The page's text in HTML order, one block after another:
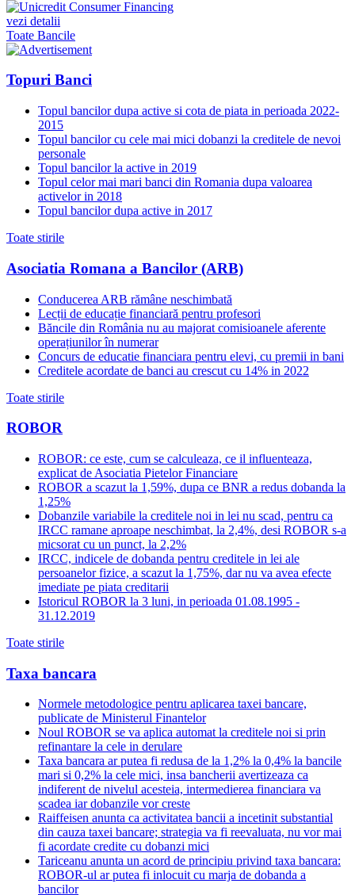
vezi detalii
Toate Bancile
Topuri Banci
Topul bancilor dupa active si cota de piata in perioada 2022-
2015
Topul bancilor cu cele mai mici dobanzi la creditele de nevoi
personale
Topul bancilor la active in 2019
Topul celor mai mari banci din Romania dupa valoarea
activelor in 2018
Topul bancilor dupa active in 2017
Toate stirile
Asociatia Romana a Bancilor (ARB)
Conducerea ARB rămâne neschimbată
Lecții de educație financiară pentru profesori
Băncile din România nu au majorat comisioanele aferente
operațiunilor în numerar
Concurs de educatie financiara pentru elevi, cu premii in bani
Creditele acordate de banci au crescut cu 14% in 2022
Toate stirile
ROBOR
ROBOR: ce este, cum se calculeaza, ce il influenteaza,
explicat de Asociatia Pietelor Financiare
ROBOR a scazut la 1,59%, dupa ce BNR a redus dobanda la
1,25%
Dobanzile variabile la creditele noi in lei nu scad, pentru ca
IRCC ramane aproape neschimbat, la 2,4%, desi ROBOR s-a
micsorat cu un punct, la 2,2%
IRCC, indicele de dobanda pentru creditele in lei ale
persoanelor fizice, a scazut la 1,75%, dar nu va avea efecte
imediate pe piata creditarii
Istoricul ROBOR la 3 luni, in perioada 01.08.1995 -
31.12.2019
Toate stirile
Taxa bancara
Normele metodologice pentru aplicarea taxei bancare,
publicate de Ministerul Finantelor
Noul ROBOR se va aplica automat la creditele noi si prin
refinantare la cele in derulare
Taxa bancara ar putea fi redusa de la 1,2% la 0,4% la bancile
mari si 0,2% la cele mici, insa bancherii avertizeaza ca
indiferent de nivelul acesteia, intermedierea financiara va
scadea iar dobanzile vor creste
Raiffeisen anunta ca activitatea bancii a incetinit substantial
din cauza taxei bancare; strategia va fi reevaluata, nu vor mai
fi acordate credite cu dobanzi mici
Tariceanu anunta un acord de principiu privind taxa bancara:
ROBOR-ul ar putea fi inlocuit cu marja de dobanda a
bancilor